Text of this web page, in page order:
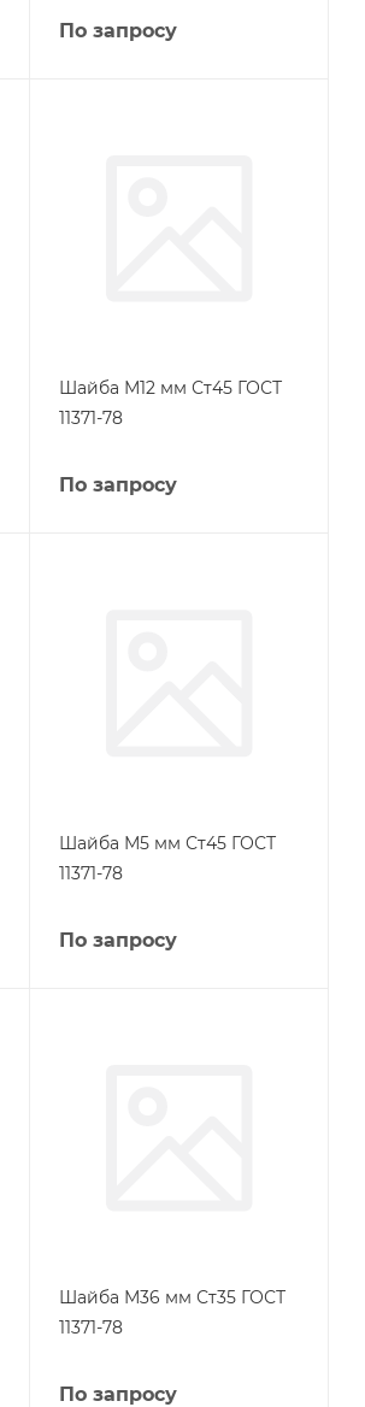
По запросу
Шайба М12 мм Ст45 ГОСТ
11371-78
По запросу
Шайба М5 мм Ст45 ГОСТ
11371-78
По запросу
Шайба М36 мм Ст35 ГОСТ
11371-78
По запросу